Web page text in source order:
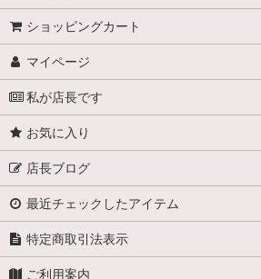
ワイヤー、ボーン
フック、ホック
その他
ショッピングカート
マイページ
私が店長です
お気に入り
店長ブログ
最近チェックしたアイテム
特定商取引法表示
ご利用案内